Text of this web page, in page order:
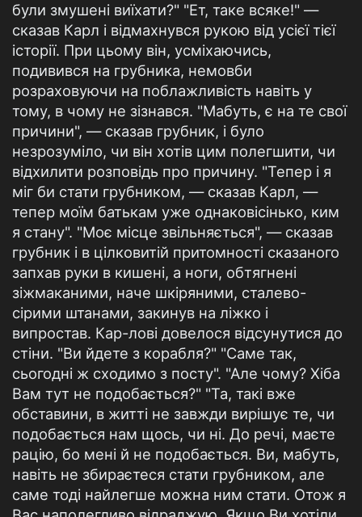
були змушені виїхати?" "Ет, таке всяке!" —
сказав Карл і відмахнувся рукою від усієї тієї
історії. При цьому він, усміхаючись,
подивився на грубника, немовби
розраховуючи на поблажливість навіть у
тому, в чому не зізнався. "Мабуть, є на те свої
причини", — сказав грубник, і було
незрозуміло, чи він хотів цим полегшити, чи
відхилити розповідь про причину. "Тепер і я
міг би стати грубником, — сказав Карл, —
тепер моїм батькам уже однаковісінько, ким
я стану". "Моє місце звільняється", — сказав
грубник і в цілковитій притомності сказаного
запхав руки в кишені, а ноги, обтягнені
зіжмаканими, наче шкіряними, сталево-
сірими штанами, закинув на ліжко і
випростав. Кар-лові довелося відсунутися до
стіни. "Ви йдете з корабля?" "Саме так,
сьогодні ж сходимо з посту". "Але чому? Хіба
Вам тут не подобається?" "Та, такі вже
обставини, в житті не завжди вирішує те, чи
подобається нам щось, чи ні. До речі, маєте
рацію, бо мені й не подобається. Ви, мабуть,
навіть не збираєтеся стати грубником, але
саме тоді найлегше можна ним стати. Отож я